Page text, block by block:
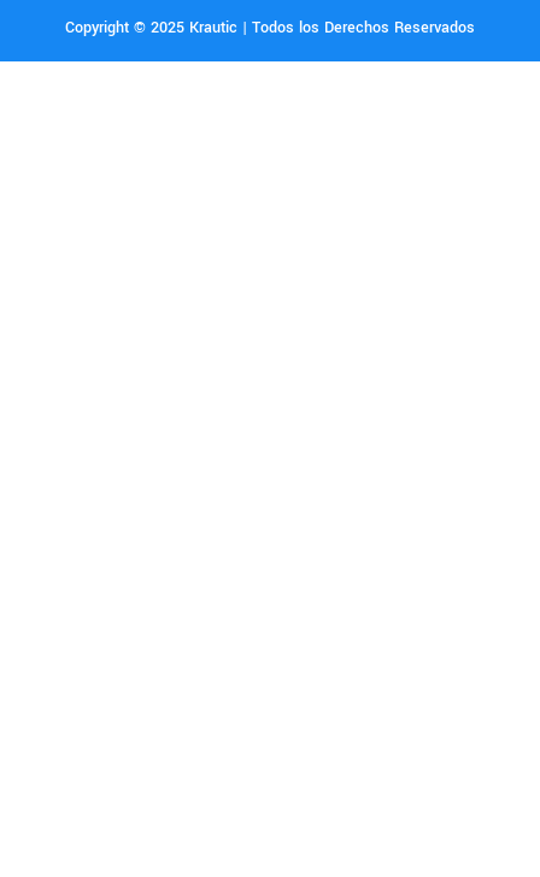
Copyright © 2025 Krautic | Todos los Derechos Reservados